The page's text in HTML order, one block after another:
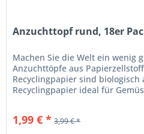
Anzuchttopf rund, 18er
Machen Sie die Welt ein wenig
Anzuchttöpfe aus
Recyclingpapier sind biologisch
Recyclingpapier ideal für
1,99 € * 3,99 € *